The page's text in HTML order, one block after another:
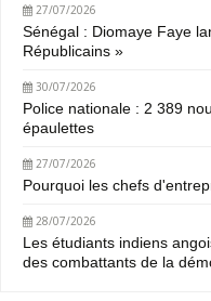
27/07/2026
Sénégal : Diomaye Faye
Républicains »
30/07/2026
Police nationale : 2 389
épaulettes
27/07/2026
Pourquoi les chefs
28/07/2026
Les étudiants indiens
des combattants de la